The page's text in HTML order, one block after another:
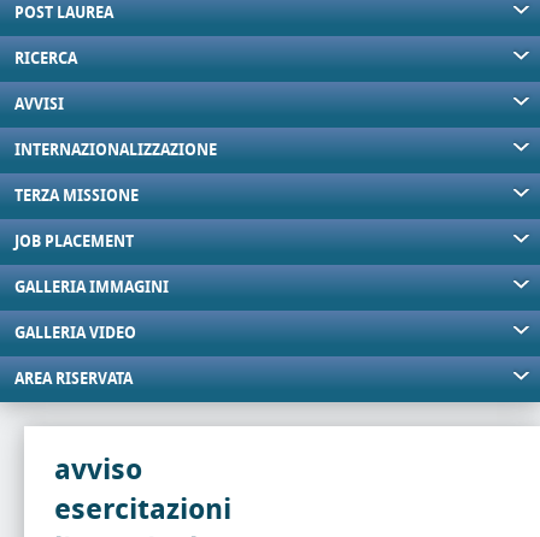
POST LAUREA
RICERCA
AVVISI
INTERNAZIONALIZZAZIONE
TERZA MISSIONE
JOB PLACEMENT
GALLERIA IMMAGINI
GALLERIA VIDEO
AREA RISERVATA
avviso
esercitazioni